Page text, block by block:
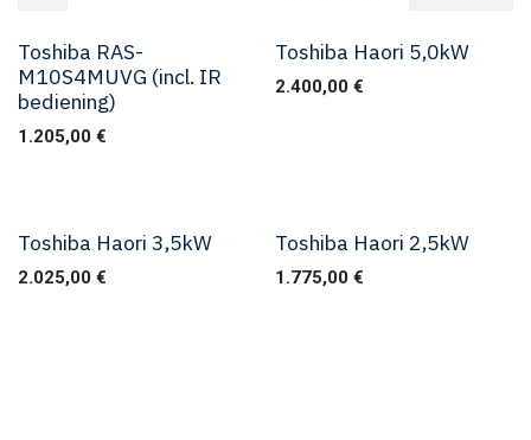
Toshiba RAS-
M10S4MUVG (incl. IR
bediening)
1.205,00 €
Toshiba Haori 5,0kW
2.400,00€
Beste keus
Toshiba Haori 3,5kW
2.025,00 €
Toshiba Haori 2,5kW
1.775,00€